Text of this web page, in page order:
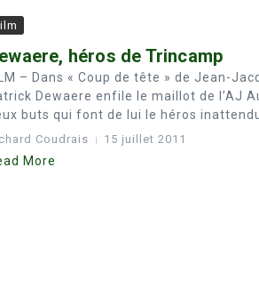
héros de Trincamp
– Dans « Coup de tête » de Jean-
Dewaere enfile le maillot de l’AJ
buts qui font de lui le héros
Coudrais 15 juillet 2011
More